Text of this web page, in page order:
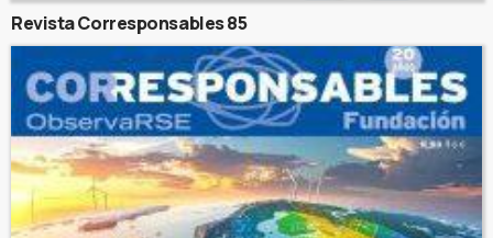
Revista Corresponsables 85